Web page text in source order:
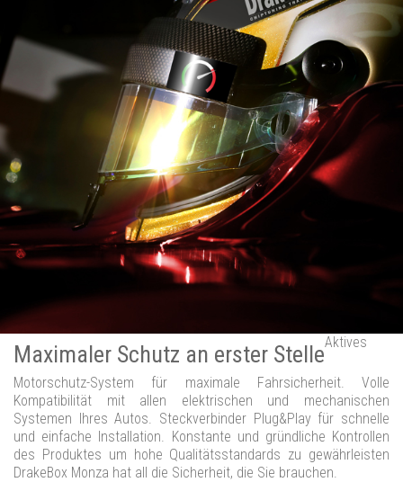
Maximaler Schutz an erster StelleAktives
Motorschutz-System für maximale Fahrsicherheit. Volle
Kompatibilität mit allen elektrischen und mechanischen
Systemen Ihres Autos. Steckverbinder Plug&Play für schnelle
und einfache Installation. Konstante und gründliche Kontrollen
des Produktes um hohe Qualitätsstandards zu gewährleisten
DrakeBox Monza hat all die Sicherheit, die Sie brauchen.